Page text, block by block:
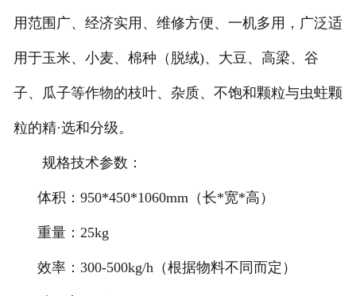
用范围广、经济实用、维修方便、一机多用，广泛适
用于玉米、小麦、棉种（脱绒)、大豆、高梁、谷
子、瓜子等作物的枝叶、杂质、不饱和颗粒与虫蛀颗
粒的精·选和分级。
规格技术参数：
体积：950*450*1060mm（长*宽*高）
重量：25kg
效率：300-500kg/h（根据物料不同而定）